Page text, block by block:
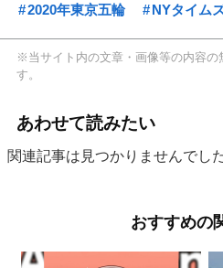
2020年東京五輪 NYタイム
※当サイト内の文章・画像等の内容の
す。
あわせて読みたい
関連記事は見つかりませんでした
おすすめの